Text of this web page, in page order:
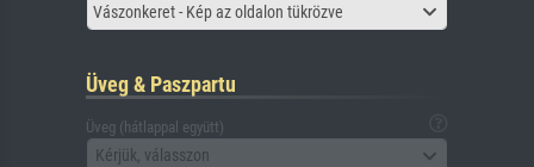
Vászonkeret - Kép az oldalon tükrözve
Üveg & Paszpartu
Üveg (hátlappal együtt)
Kérjük, válasszon